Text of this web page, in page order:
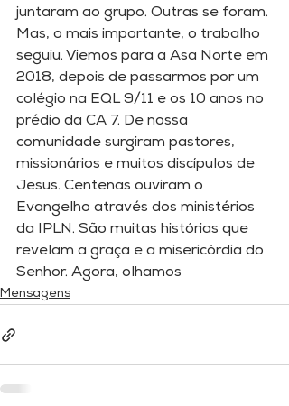
juntaram ao grupo. Outras se foram.
Mas, o mais importante, o trabalho
seguiu. Viemos para a Asa Norte em
2018, depois de passarmos por um
colégio na EQL 9/11 e os 10 anos no
prédio da CA 7. De nossa
comunidade surgiram pastores,
missionários e muitos discípulos de
Jesus. Centenas ouviram o
Evangelho através dos ministérios
da IPLN. São muitas histórias que
revelam a graça e a misericórdia do
Senhor. Agora, olhamos
Mensagens